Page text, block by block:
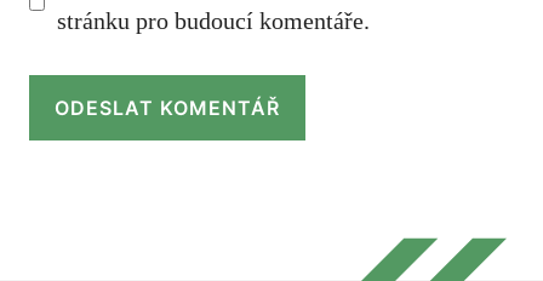
stránku pro budoucí komentáře.